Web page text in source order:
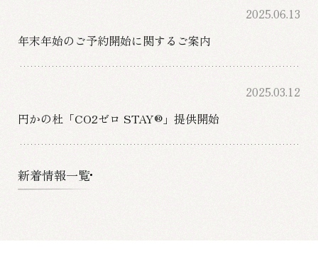
2025.06.13
年末年始のご予約開始に関するご案内
2025.03.12
円かの杜「CO2ゼロ STAY®」提供開始
新着情報一覧